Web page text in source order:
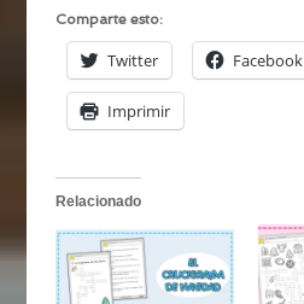
Comparte esto:
Twitter Facebook
Imprimir
Relacionado